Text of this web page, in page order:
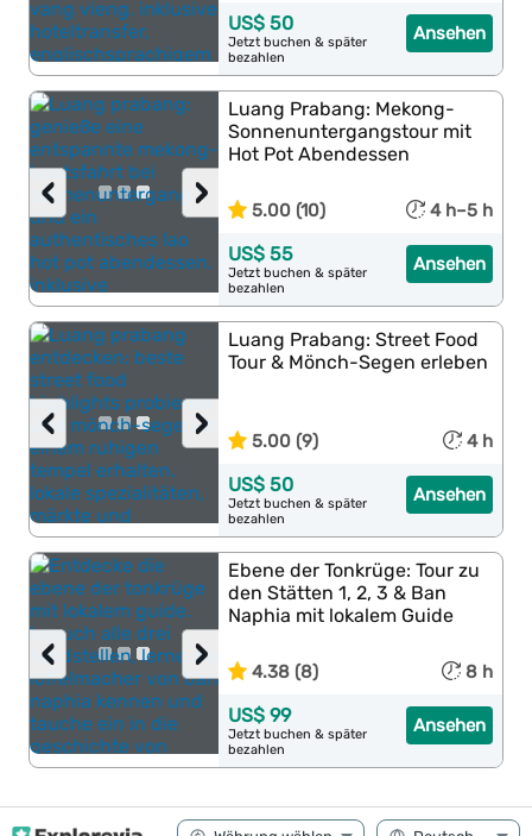
Ansehen
US$ 50
Jetzt buchen & später
bezahlen
›
‹
Luang Prabang: Mekong-
Sonnenuntergangstour mit
Hot Pot Abendessen
5.00 (10) 4 h–5 h
Ansehen
US$ 55
Jetzt buchen & später
bezahlen
›
‹
Luang Prabang: Street Food
Tour & Mönch-Segen erleben
5.00 (9) 4 h
Ansehen
US$ 50
Jetzt buchen & später
bezahlen
›
‹
Ebene der Tonkrüge: Tour zu
den Stätten 1, 2, 3 & Ban
Naphia mit lokalem Guide
4.38 (8) 8 h
Ansehen
US$ 99
Jetzt buchen & später
bezahlen